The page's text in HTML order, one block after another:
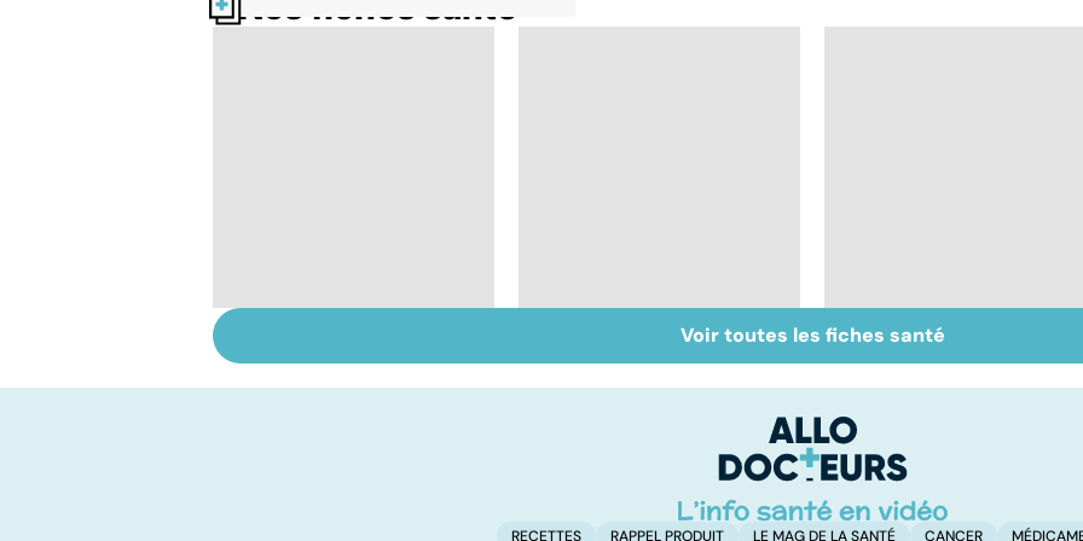
grâce aux plantes
Remèdes naturels :
les trucs de grand-
Ces plantes qui
aident à la digestion
Voir toutes les fiches santé
RECETTES RAPPEL PRODUIT LE MAG DE LA SANTÉ CANCER